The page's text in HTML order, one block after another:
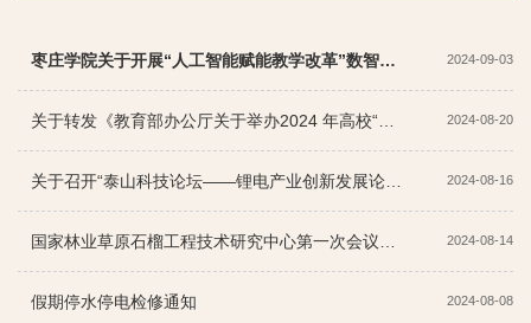
枣庄学院关于开展“人工智能赋能教学改革”数智化课程遴选申报的通知 2024-09-03
2024-08-20
关于召开“泰山科技论坛——锂电产业创新发展论坛”的通知（第二轮） 2024-08-16
2024-08-14
假期停水停电检修通知 2024-08-08